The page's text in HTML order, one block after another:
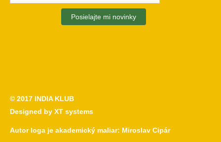
© 2017 INDIA KLUB
Designed by XT systems
Autor loga je akademický maliar: Miroslav Cipár